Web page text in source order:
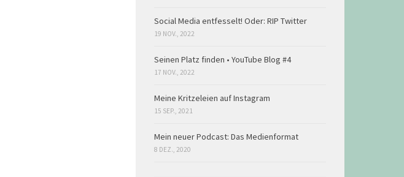
Social Media entfesselt! Oder: RIP Twitter
19 NOV., 2022
Seinen Platz finden • YouTube Blog #4
17 NOV., 2022
Meine Kritzeleien auf Instagram
15 SEP., 2021
Mein neuer Podcast: Das Medienformat
8 DEZ., 2020